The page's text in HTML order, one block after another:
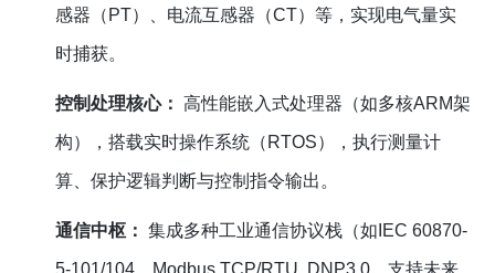
感器（PT）、电流互感器（CT）等，实现电气量实
时捕获。
控制处理核心： 高性能嵌入式处理器（如多核ARM架
构），搭载实时操作系统（RTOS），执行测量计
算、保护逻辑判断与控制指令输出。
通信中枢： 集成多种工业通信协议栈（如IEC 60870-